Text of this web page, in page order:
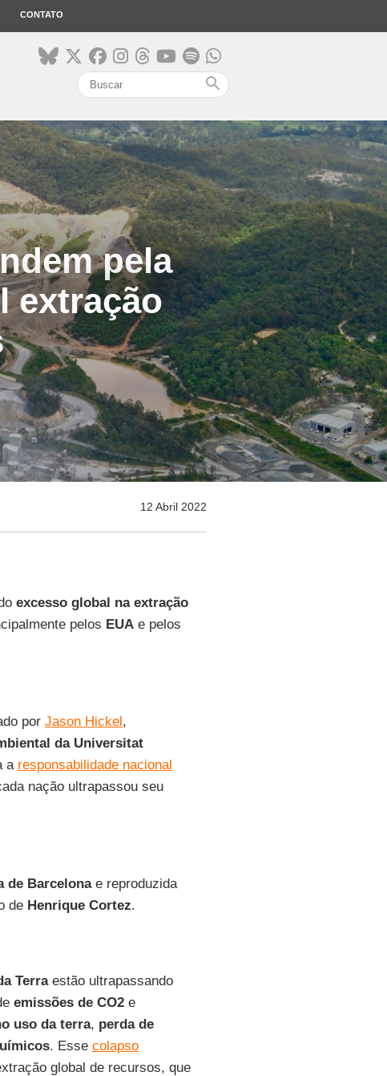
CONTATO
search
pela
extração
12 Abril 2022
excesso global na extração
pelos EUAe pelos
por Jason Hickel,
da Universitat
a responsabilidade nacional
nação ultrapassou seu
de Barcelonae reproduzida
de Henrique Cortez.
Terraestão ultrapassando
emissões de CO2e
uso da terra, perda de
. Esse colapso
global de recursos, que